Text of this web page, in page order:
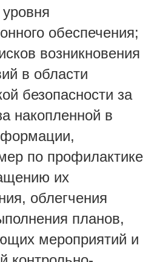
обеспечения;
возникновения
в области
безопасности за
накопленной в
по профилактике
их
облегчения
планов,
мероприятий и